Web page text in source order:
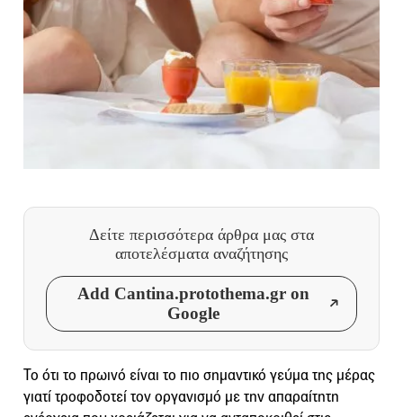
Δείτε περισσότερα άρθρα μας στα
αποτελέσματα αναζήτησης
Add Cantina.protothema.gr on
Google
Το ότι το πρωινό είναι το πιο σημαντικό γεύμα της μέρας
γιατί τροφοδοτεί τον οργανισμό με την απαραίτητη